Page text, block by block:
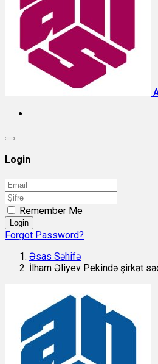
Login
Remember Me
Login
Forgot Password?
Əsas Səhifə
İlham Əliyev Pekində şirkət